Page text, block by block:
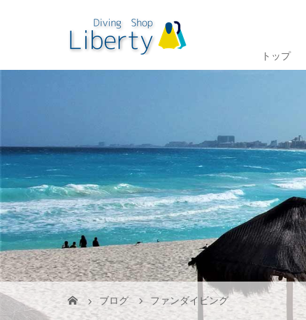
トップ
ブログ ファンダイビング